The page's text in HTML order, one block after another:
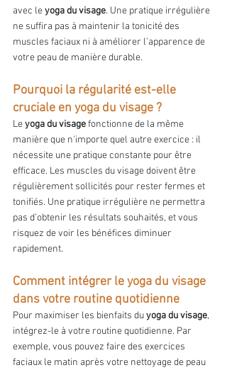
avec le yoga du visage. Une pratique irrégulière
ne suffira pas à maintenir la tonicité des
muscles faciaux ni à améliorer l’apparence de
votre peau de manière durable.
Pourquoi la régularité est-elle
cruciale en yoga du visage ?
Le yoga du visage fonctionne de la même
manière que n'importe quel autre exercice : il
nécessite une pratique constante pour être
efficace. Les muscles du visage doivent être
régulièrement sollicités pour rester fermes et
tonifiés. Une pratique irrégulière ne permettra
pas d’obtenir les résultats souhaités, et vous
risquez de voir les bénéfices diminuer
rapidement.
Comment intégrer le yoga du visage
dans votre routine quotidienne
Pour maximiser les bienfaits du yoga du visage,
intégrez-le à votre routine quotidienne. Par
exemple, vous pouvez faire des exercices
faciaux le matin après votre nettoyage de peau